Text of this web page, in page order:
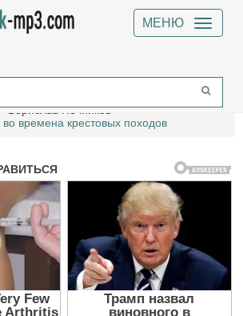
МЕНЮ
Борислав Печников
времена крестовых походов